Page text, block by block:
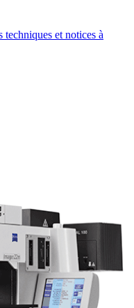
techniques et notices à